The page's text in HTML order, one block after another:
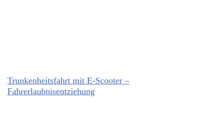
Trunkenheitsfahrt mit E-Scooter –
Fahrerlaubnisentziehung